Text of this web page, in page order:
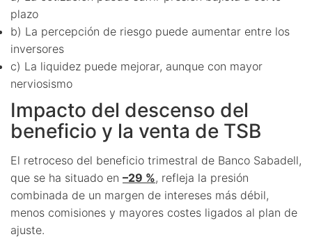
plazo
b) La percepción de riesgo puede aumentar entre los
inversores
c) La liquidez puede mejorar, aunque con mayor
nerviosismo
Impacto del descenso del
beneficio y la venta de TSB
El retroceso del beneficio trimestral de Banco Sabadell,
que se ha situado en –29 %, refleja la presión
combinada de un margen de intereses más débil,
menos comisiones y mayores costes ligados al plan de
ajuste.